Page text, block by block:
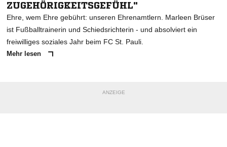
ZUGEHÖRIGKEITSGEFÜHL"
Ehre, wem Ehre gebührt: unseren Ehrenamtlern. Marleen Brüser
ist Fußballtrainerin und Schiedsrichterin - und absolviert ein
freiwilliges soziales Jahr beim FC St. Pauli.
Mehr lesen
ANZEIGE